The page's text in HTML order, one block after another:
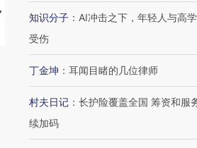
【推广】走进第四届链博
会，让数智科技“链”接产
【特别呈现】寻找100
知识分子 ： AI冲击之下，年轻人与高
受伤
丁金坤 ： 耳闻目睹的几位律师
村夫日记 ： 长护险覆盖全国 筹资和服
续加码